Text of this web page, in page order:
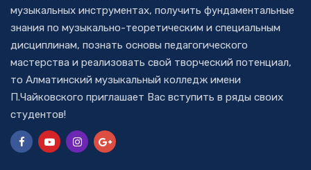
музыкальных инструментах, получить фундаментальные
знания по музыкально-теоретическим и специальным
дисциплинам, познать основы педагогического
мастерства и реализовать свой творческий потенциал,
то Алматинский музыкальный колледж имени
П.Чайковского приглашает Вас вступить в ряды своих
студентов!